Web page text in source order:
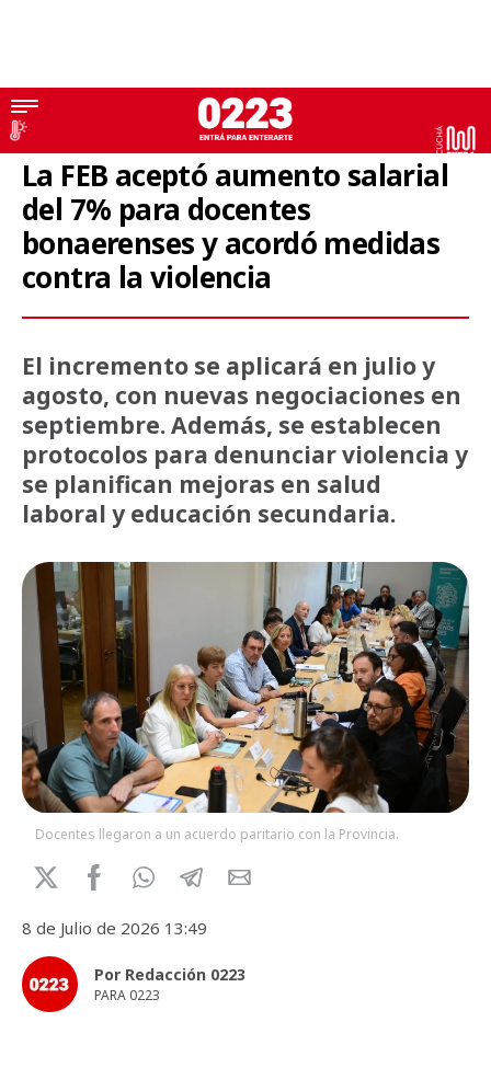
Educación
La FEB aceptó aumento salarial
del 7% para docentes
bonaerenses y acordó medidas
contra la violencia
El incremento se aplicará en julio y
agosto, con nuevas negociaciones en
septiembre. Además, se establecen
protocolos para denunciar violencia y
se planifican mejoras en salud
laboral y educación secundaria.
Docentes llegaron a un acuerdo paritario con la Provincia.
8 de Julio de 2026 13:49
Por Redacción 0223
PARA 0223